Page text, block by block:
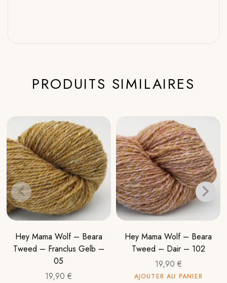
PRODUITS SIMILAIRES
Hey Mama Wolf – Beara
Tweed – Franclus Gelb –
05
19,90€
Hey Mama Wolf – Beara
Tweed – Dair – 102
19,90 €
AJOUTER AU PANIER